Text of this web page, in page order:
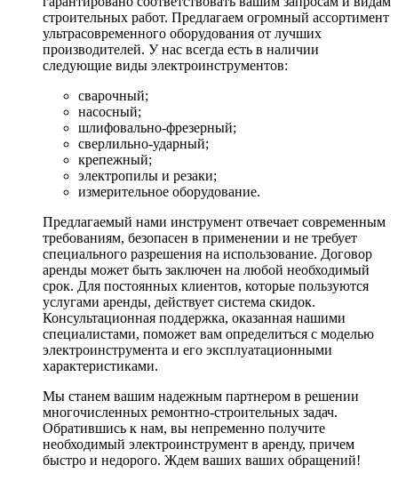
строительных работ. Предлагаем огромный ассортимент
ультрасовременного оборудования от лучших
производителей. У нас всегда есть в наличии
следующие виды электроинструментов:
сварочный;
насосный;
шлифовально-фрезерный;
сверлильно-ударный;
крепежный;
электропилы и резаки;
измерительное оборудование.
Предлагаемый нами инструмент отвечает современным
требованиям, безопасен в применении и не требует
специального разрешения на использование. Договор
аренды может быть заключен на любой необходимый
срок. Для постоянных клиентов, которые пользуются
услугами аренды, действует система скидок.
Консультационная поддержка, оказанная нашими
специалистами, поможет вам определиться с моделью
электроинструмента и его эксплуатационными
характеристиками.
Мы станем вашим надежным партнером в решении
многочисленных ремонтно-строительных задач.
Обратившись к нам, вы непременно получите
необходимый электроинструмент в аренду, причем
быстро и недорого. Ждем ваших ваших обращений!